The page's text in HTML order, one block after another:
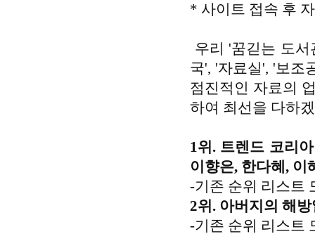
* 사이트 접속 후
우리 '꿈긷는 도
국', '자료실', '보조
점진적인 자료의
하여 최선을 다하
1위. 트렌드 코리
이향은, 한다혜, 이
-기존 순위 리스트
2위. 아버지의 해
-기존 순위 리스트